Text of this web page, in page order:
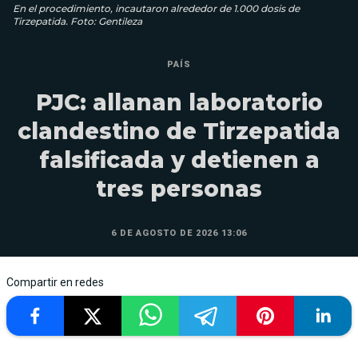
En el procedimiento, incautaron alrededor de 1.000 dosis de
Tirzepatida. Foto: Gentileza
PAÍS
PJC: allanan laboratorio
clandestino de Tirzepatida
falsificada y detienen a
tres personas
6 DE AGOSTO DE 2026 13:06
Compartir en redes